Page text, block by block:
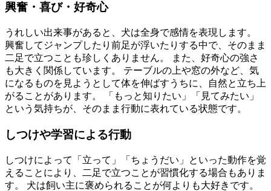
興奮・喜び・好奇心
うれしい出来事があると、犬は全身で感情を表現します。
興奮してジャンプしたり前足が浮いたりする中で、そのまま
二足で立つことも珍しくありません。 また、好奇心の強さ
も大きく関係しています。 テーブルの上や窓の外など、気
になるものを見ようとして体を伸ばすうちに、自然と立ち上
がることがあります。 「もっと知りたい」「見てみたい」
という気持ちが、そのまま行動に表れている状態です。
しつけや学習による行動
しつけによって「立って」「ちょうだい」といった動作を覚
えることにより、二足で立つことが習慣化する場合もありま
す。 犬は飼い主に褒められることが何よりも大好きです。